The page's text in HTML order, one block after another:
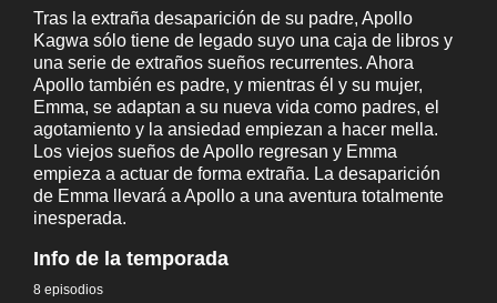
Tras la extraña desaparición de su padre, Apollo
Kagwa sólo tiene de legado suyo una caja de libros y
una serie de extraños sueños recurrentes. Ahora
Apollo también es padre, y mientras él y su mujer,
Emma, se adaptan a su nueva vida como padres, el
agotamiento y la ansiedad empiezan a hacer mella.
Los viejos sueños de Apollo regresan y Emma
empieza a actuar de forma extraña. La desaparición
de Emma llevará a Apollo a una aventura totalmente
inesperada.
Info de la temporada
8 episodios